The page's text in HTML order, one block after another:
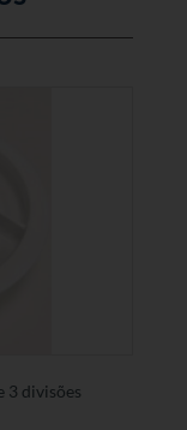
3 divisões